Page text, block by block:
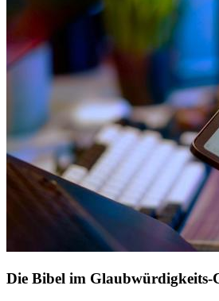
Die Bibel im Glaubwürdigkeits-